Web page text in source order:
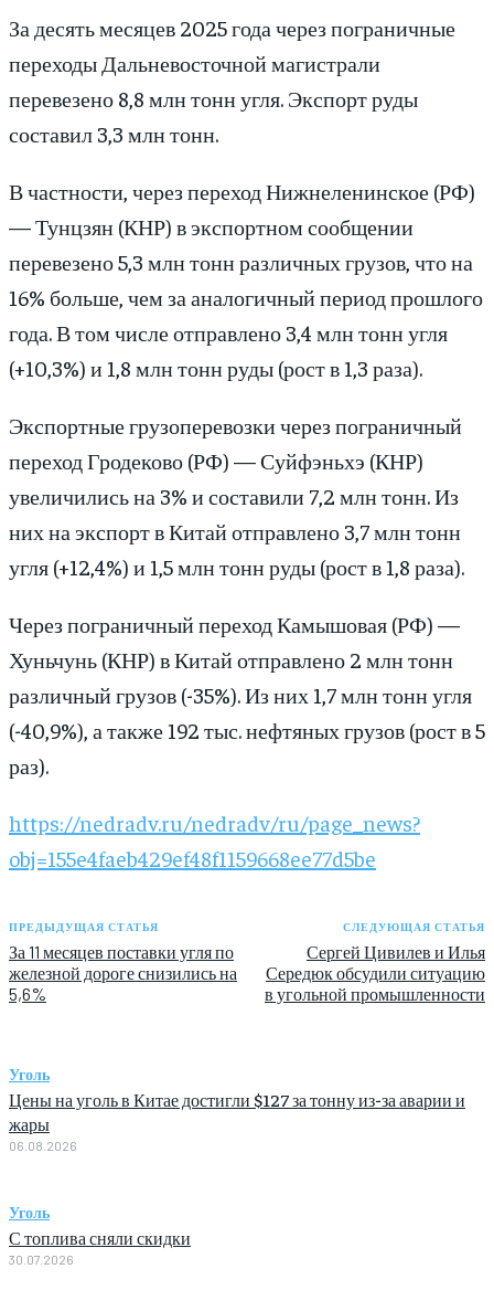
За десять месяцев 2025 года через пограничные
переходы Дальневосточной магистрали
перевезено 8,8 млн тонн угля. Экспорт руды
составил 3,3 млн тонн.
В частности, через переход Нижнеленинское (РФ)
— Тунцзян (КНР) в экспортном сообщении
перевезено 5,3 млн тонн различных грузов, что на
16% больше, чем за аналогичный период прошлого
года. В том числе отправлено 3,4 млн тонн угля
(+10,3%) и 1,8 млн тонн руды (рост в 1,3 раза).
Экспортные грузоперевозки через пограничный
переход Гродеково (РФ) — Суйфэньхэ (КНР)
увеличились на 3% и составили 7,2 млн тонн. Из
них на экспорт в Китай отправлено 3,7 млн тонн
угля (+12,4%) и 1,5 млн тонн руды (рост в 1,8 раза).
Через пограничный переход Камышовая (РФ) —
Хуньчунь (КНР) в Китай отправлено 2 млн тонн
различный грузов (-35%). Из них 1,7 млн тонн угля
(-40,9%), а также 192 тыс. нефтяных грузов (рост в 5
раз).
https://nedradv.ru/nedradv/ru/page_news?
obj=155e4faeb429ef48f1159668ee77d5be
ПРЕДЫДУЩАЯ СТАТЬЯ
За 11 месяцев поставки угля по
железной дороге снизились на
5,6%
СЛЕДУЮЩАЯ СТАТЬЯ
Сергей Цивилев и Илья
Середюк обсудили ситуацию
в угольной промышленности
Уголь
Цены на уголь в Китае достигли $127 за тонну из-за аварии и
жары
06.08.2026
Уголь
С топлива сняли скидки
30.07.2026